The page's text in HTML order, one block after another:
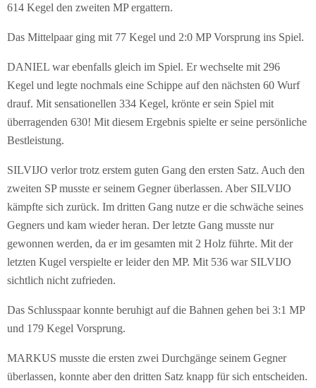
614 Kegel den zweiten MP ergattern.
Das Mittelpaar ging mit 77 Kegel und 2:0 MP Vorsprung ins Spiel.
DANIEL war ebenfalls gleich im Spiel. Er wechselte mit 296
Kegel und legte nochmals eine Schippe auf den nächsten 60 Wurf
drauf. Mit sensationellen 334 Kegel, krönte er sein Spiel mit
überragenden 630! Mit diesem Ergebnis spielte er seine persönliche
Bestleistung.
SILVIJO verlor trotz erstem guten Gang den ersten Satz. Auch den
zweiten SP musste er seinem Gegner überlassen. Aber SILVIJO
kämpfte sich zurück. Im dritten Gang nutze er die schwäche seines
Gegners und kam wieder heran. Der letzte Gang musste nur
gewonnen werden, da er im gesamten mit 2 Holz führte. Mit der
letzten Kugel verspielte er leider den MP. Mit 536 war SILVIJO
sichtlich nicht zufrieden.
Das Schlusspaar konnte beruhigt auf die Bahnen gehen bei 3:1 MP
und 179 Kegel Vorsprung.
MARKUS musste die ersten zwei Durchgänge seinem Gegner
überlassen, konnte aber den dritten Satz knapp für sich entscheiden.